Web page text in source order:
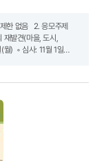
발견(마을, 도시,
) ◦ 심사: 11월 1일
◦ 1인당 5점 이내로
이후 촬영한 사진만
→ 열린마당 →
파일명은 응모자의
연락처로 연락할